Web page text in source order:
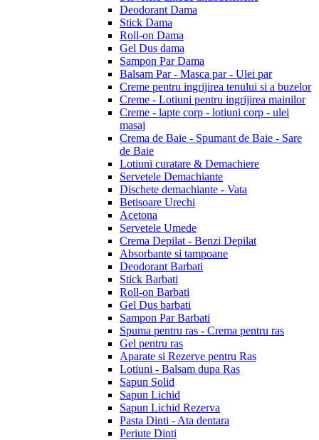
Deodorant Dama
Stick Dama
Roll-on Dama
Gel Dus dama
Sampon Par Dama
Balsam Par - Masca par - Ulei par
Creme pentru ingrijirea tenului si a buzelor
Creme - Lotiuni pentru ingrijirea mainilor
Creme - lapte corp - lotiuni corp - ulei
masaj
Crema de Baie - Spumant de Baie - Sare
de Baie
Lotiuni curatare & Demachiere
Servetele Demachiante
Dischete demachiante - Vata
Betisoare Urechi
Acetona
Servetele Umede
Crema Depilat - Benzi Depilat
Absorbante si tampoane
Deodorant Barbati
Stick Barbati
Roll-on Barbati
Gel Dus barbati
Sampon Par Barbati
Spuma pentru ras - Crema pentru ras
Gel pentru ras
Aparate si Rezerve pentru Ras
Lotiuni - Balsam dupa Ras
Sapun Solid
Sapun Lichid
Sapun Lichid Rezerva
Pasta Dinti - Ata dentara
Periute Dinti